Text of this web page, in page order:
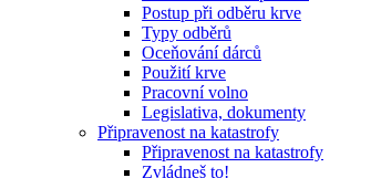
Postup při odběru krve
Typy odběrů
Oceňování dárců
Použití krve
Pracovní volno
Legislativa, dokumenty
Připravenost na katastrofy
Připravenost na katastrofy
Zvládneš to!